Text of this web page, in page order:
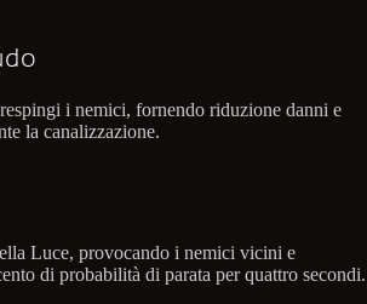
i nemici, fornendo riduzione danni e
la canalizzazione.
Luce, provocando i nemici vicini e
di probabilità di parata per quattro secondi.